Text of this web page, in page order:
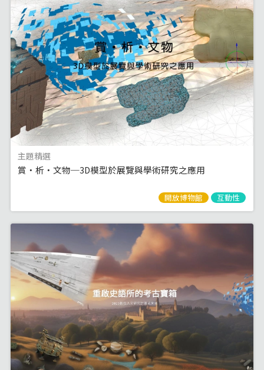
主題精選
賞‧析‧文物─3D模型於展覽與學術研究之應用
開放博物館 互動性